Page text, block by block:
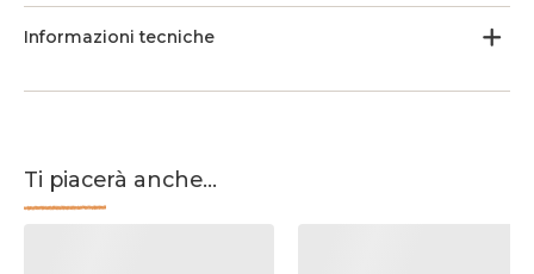
Informazioni tecniche
Ti piacerà anche...